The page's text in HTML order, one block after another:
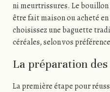
ni meurtrissures. Le
être fait maison ou acheté
choisissez une baguette
céréales, selon vos
La préparation des
La première étape pour